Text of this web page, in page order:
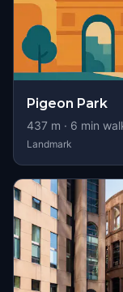
Pigeon Park
437 m · 6 min
Landmark